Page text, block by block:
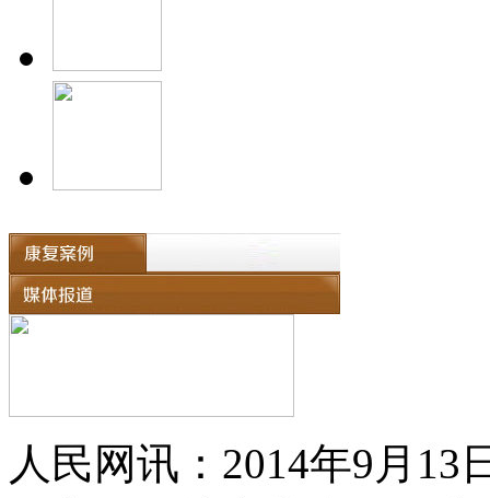
人民网讯：2014年9月